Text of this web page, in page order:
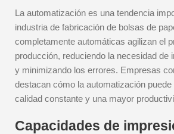
La automatización es una tendencia
industria de fabricación de bolsas de
completamente automáticas agilizan el
producción, reduciendo la necesidad de
y minimizando los errores. Empresas
destacan cómo la automatización
calidad constante y una mayor
Capacidades de